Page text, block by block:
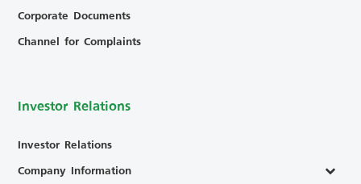
Corporate Documents
Channel for Complaints
Investor Relations
Investor Relations
Company Information